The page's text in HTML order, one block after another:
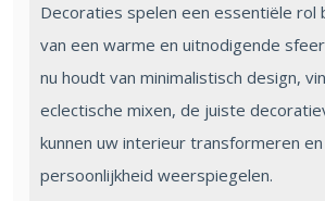
Decoraties spelen een essentiële rol
van een warme en uitnodigende
nu houdt van minimalistisch design,
eclectische mixen, de juiste
kunnen uw interieur transformeren
persoonlijkheid weerspiegelen.